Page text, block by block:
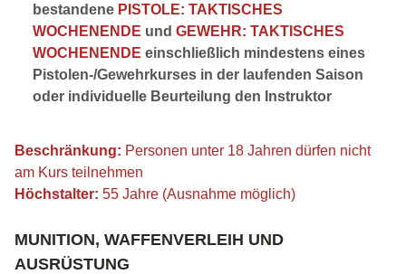
bestandene PISTOLE: TAKTISCHES
WOCHENENDE und GEWEHR: TAKTISCHES
WOCHENENDE einschließlich mindestens eines
Pistolen-/Gewehrkurses in der laufenden Saison
oder individuelle Beurteilung den Instruktor
Beschränkung: Personen unter 18 Jahren dürfen nicht
am Kurs teilnehmen
Höchstalter: 55 Jahre (Ausnahme möglich)
MUNITION, WAFFENVERLEIH UND
AUSRÜSTUNG